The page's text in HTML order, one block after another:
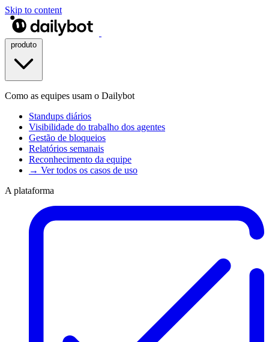
Skip to content
Como as equipes usam o Dailybot
Standups diários
Visibilidade do trabalho dos agentes
Gestão de bloqueios
Relatórios semanais
Reconhecimento da equipe
→ Ver todos os casos de uso
A plataforma